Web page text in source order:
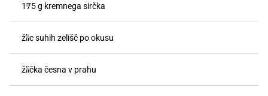
175 g kremnega sirčka
žlic suhih zelišč po okusu
žlička česna v prahu